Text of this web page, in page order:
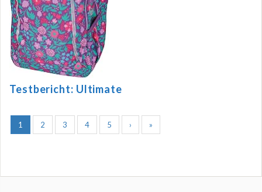
Testbericht: Ultimate
1 2 3 4 5 › »